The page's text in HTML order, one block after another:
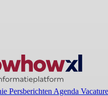
Persberichten Agenda